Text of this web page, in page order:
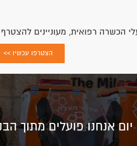
הכשרה רפואית, מעוניינים
הצטרפו עכשיו >>
יום אנחנו פועלים מתוך